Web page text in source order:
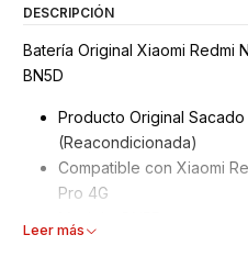
DESCRIPCIÓN
Batería Original Xiaomi Redmi
BN5D
Producto Original
(Reacondicionada)
Compatible con Xiaomi
Pro 4G
Leer más